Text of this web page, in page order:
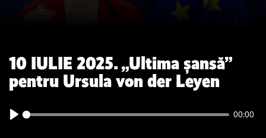
10 IULIE 2025. „Ultima șansă”
pentru Ursula von der Leyen
00:00